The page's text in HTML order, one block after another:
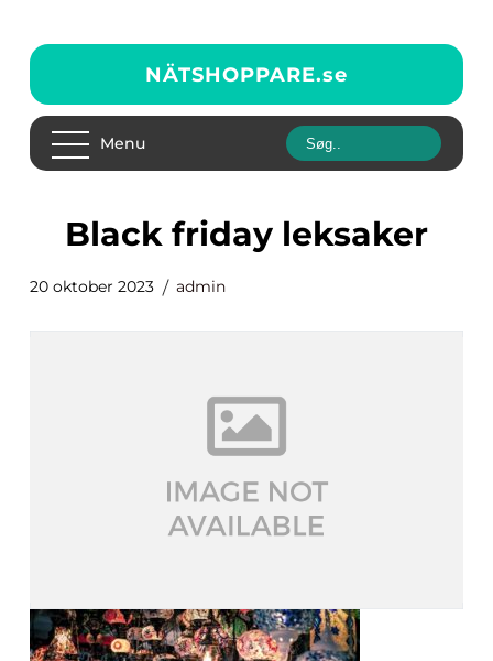
NÄTSHOPPARE.se
Menu
black friday leksaker
20 oktober 2023 admin